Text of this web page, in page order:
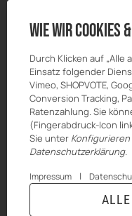
Sitemap
Impressum
Batteriegesetzhinweise
Widerrufsrecht
Wie wir Cookies
Durch Klicken auf „Alle
Einsatz folgender
Vimeo, SHOPVOTE,
Conversion Tracking,
Ratenzahlung. Sie
(Fingerabdruck-Icon
Sie unter Konfigurieren
Datenschutzerklärung.
Impressum |